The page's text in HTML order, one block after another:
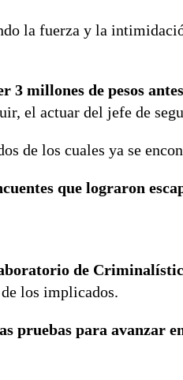
la fuerza y la
3 millones de pesos
el actuar del jefe de
de los cuales ya se
que lograron
de
los implicados.
pruebas para avanzar